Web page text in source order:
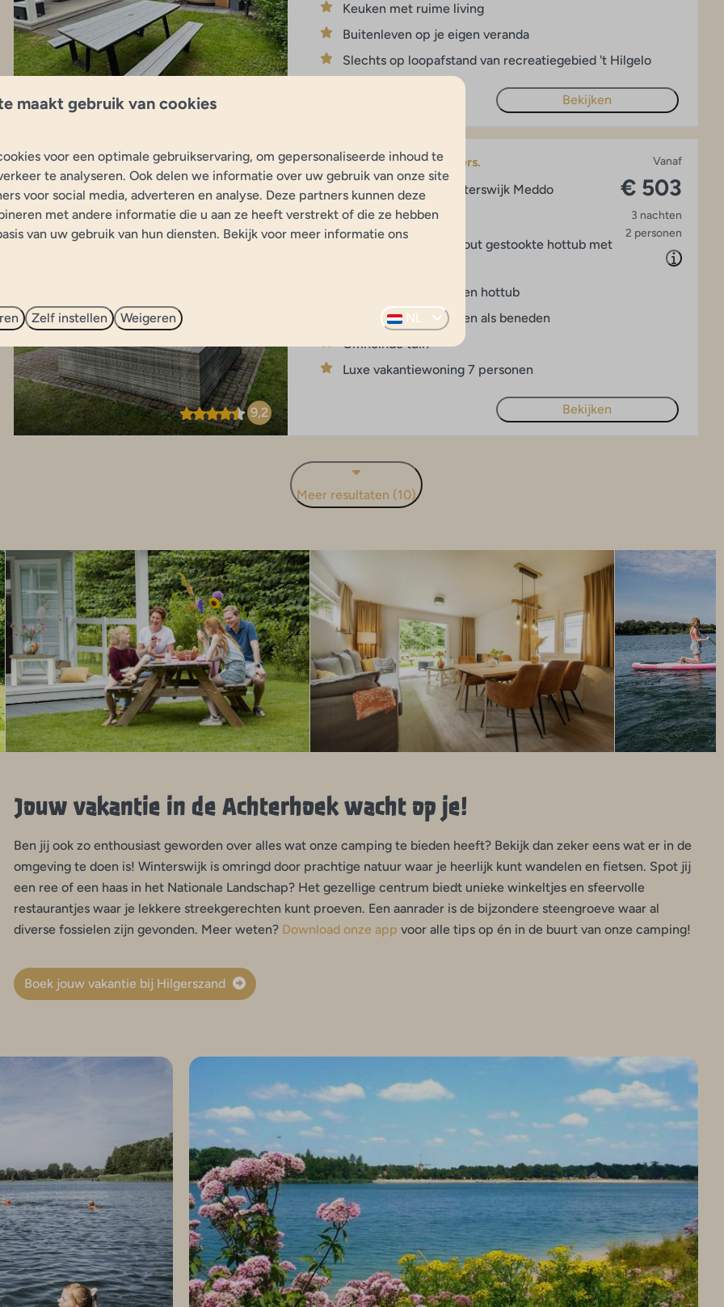
Keuken met ruime living
Buitenleven op je eigen veranda
Slechts op loopafstand van recreatiegebied 't Hilgelo
Bekijken
9,2
Vanaf
€ 503
3 nachten
2 personen
Luxe vakantiewoning | 7 pers.
Nederland, Gelderland, Winterswijk Meddo
7
3
2
Verblijf inclusief sauna en hout gestookte hottub met
Wellness: met sauna en hottub
Badkamer zowel boven als beneden
Omheinde tuin
Luxe vakantiewoning 7 personen
Bekijken
Meer resultaten (10)
Jouw vakantie in de Achterhoek wacht op je!
Ben jij ook zo enthousiast geworden over alles wat onze camping te bieden heeft? Bekijk dan zeker eens wat er in de
omgeving te doen is! Winterswijk is omringd door prachtige natuur waar je heerlijk kunt wandelen en fietsen. Spot jij
een ree of een haas in het Nationale Landschap? Het gezellige centrum biedt unieke winkeltjes en sfeervolle
restaurantjes waar je lekkere streekgerechten kunt proeven. Een aanrader is de bijzondere steengroeve waar al
diverse fossielen zijn gevonden. Meer weten? Download onze app voor alle tips op én in de buurt van onze camping!
Boek jouw vakantie bij Hilgerszand
maakt gebruik van cookies
voor een optimale gebruikservaring, om gepersonaliseerde inhoud te
te analyseren. Ook delen we informatie over uw gebruik van onze site
voor social media, adverteren en analyse. Deze partners kunnen deze
met andere informatie die u aan ze heeft verstrekt of die ze hebben
van uw gebruik van hun diensten. Bekijk voor meer informatie ons
Zelf instellen Weigeren NL